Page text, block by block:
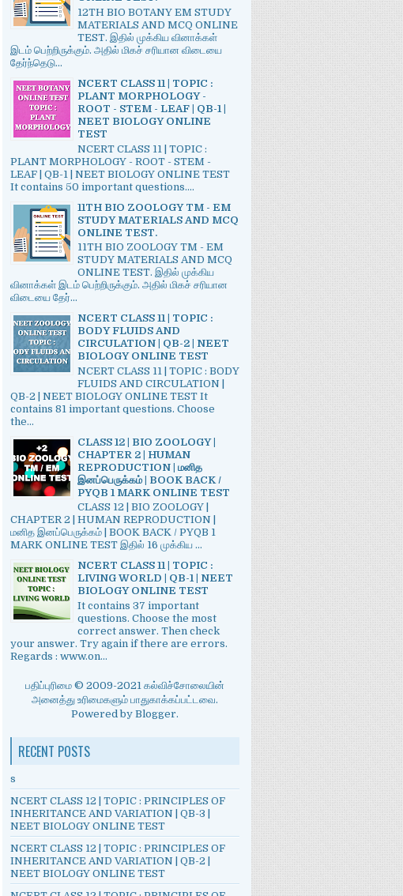
12TH BIO BOTANY EM STUDY
MATERIALS AND MCQ ONLINE
TEST. இதில் முக்கிய வினாக்கள்
இடம் பெற்றிருக்கும். அதில் மிகச் சரியான விடையை
தேர்ந்தெடு...
NCERT CLASS 11 | TOPIC :
PLANT MORPHOLOGY -
ROOT - STEM - LEAF | QB-1 |
NEET BIOLOGY ONLINE
TEST
NCERT CLASS 11 | TOPIC :
PLANT MORPHOLOGY - ROOT - STEM -
LEAF | QB-1 | NEET BIOLOGY ONLINE TEST
It contains 50 important questions....
11TH BIO ZOOLOGY TM - EM
STUDY MATERIALS AND MCQ
ONLINE TEST.
11TH BIO ZOOLOGY TM - EM
STUDY MATERIALS AND MCQ
ONLINE TEST. இதில் முக்கிய
வினாக்கள் இடம் பெற்றிருக்கும். அதில் மிகச் சரியான
விடையை தேர்...
NCERT CLASS 11 | TOPIC :
BODY FLUIDS AND
CIRCULATION | QB-2 | NEET
BIOLOGY ONLINE TEST
NCERT CLASS 11 | TOPIC : BODY
FLUIDS AND CIRCULATION |
QB-2 | NEET BIOLOGY ONLINE TEST It
contains 81 important questions. Choose
the...
CLASS 12 | BIO ZOOLOGY |
CHAPTER 2 | HUMAN
REPRODUCTION | மனித
இனப்பெருக்கம் | BOOK BACK /
PYQB 1 MARK ONLINE TEST
CLASS 12 | BIO ZOOLOGY |
CHAPTER 2 | HUMAN REPRODUCTION |
மனித இனப்பெருக்கம் | BOOK BACK / PYQB 1
MARK ONLINE TEST இதில் 16 முக்கிய ...
NCERT CLASS 11 | TOPIC :
LIVING WORLD | QB-1 | NEET
BIOLOGY ONLINE TEST
It contains 37 important
questions. Choose the most
correct answer. Then check
your answer. Try again if there are errors.
Regards : www.on...
பதிப்புரிமை © 2009-2021 கல்விச்சோலையின்
அனைத்து உரிமைகளும் பாதுகாக்கப்பட்டவை.
Powered by Blogger.
RECENT POSTS
s
NCERT CLASS 12 | TOPIC : PRINCIPLES OF
INHERITANCE AND VARIATION | QB-3 |
NEET BIOLOGY ONLINE TEST
NCERT CLASS 12 | TOPIC : PRINCIPLES OF
INHERITANCE AND VARIATION | QB-2 |
NEET BIOLOGY ONLINE TEST